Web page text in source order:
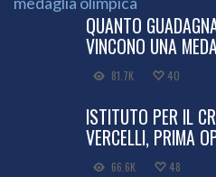
QUANTO
VINCONO UNA
81.7K 40
ISTITUTO PER IL
VERCELLI, PRIMA
66.6K 48